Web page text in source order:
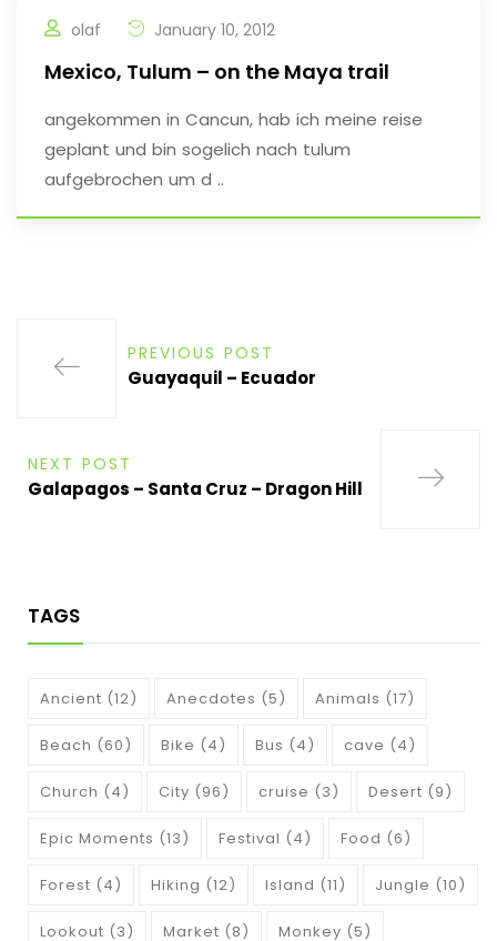
olaf January 10, 2012
Mexico, Tulum – on the Maya trail
angekommen in Cancun, hab ich meine reise
geplant und bin sogelich nach tulum
aufgebrochen um d ..
PREVIOUS POST
Guayaquil – Ecuador
NEXT POST
Galapagos – Santa Cruz – Dragon Hill
TAGS
Ancient (12) Anecdotes (5) Animals (17)
Beach (60) Bike (4) Bus (4) cave (4)
Church (4) City (96) cruise (3) Desert (9)
Epic Moments (13) Festival (4) Food (6)
Forest (4) Hiking (12) Island (11) Jungle (10)
Lookout (3) Market (8) Monkey (5)